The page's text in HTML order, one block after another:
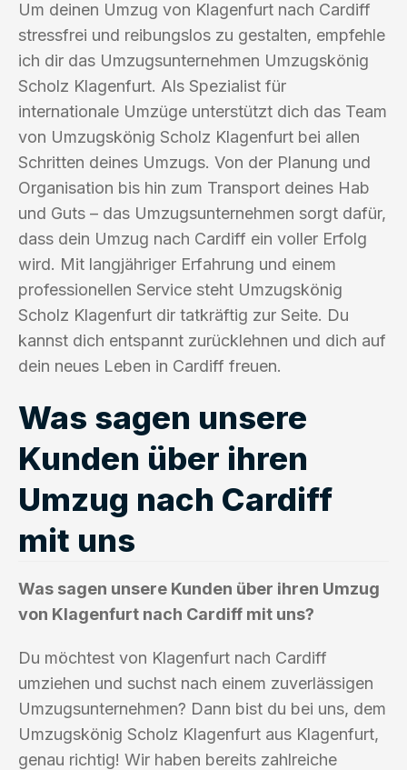
Um deinen Umzug von Klagenfurt nach Cardiff
stressfrei und reibungslos zu gestalten, empfehle
ich dir das Umzugsunternehmen Umzugskönig
Scholz Klagenfurt. Als Spezialist für
internationale Umzüge unterstützt dich das Team
von Umzugskönig Scholz Klagenfurt bei allen
Schritten deines Umzugs. Von der Planung und
Organisation bis hin zum Transport deines Hab
und Guts – das Umzugsunternehmen sorgt dafür,
dass dein Umzug nach Cardiff ein voller Erfolg
wird. Mit langjähriger Erfahrung und einem
professionellen Service steht Umzugskönig
Scholz Klagenfurt dir tatkräftig zur Seite. Du
kannst dich entspannt zurücklehnen und dich auf
dein neues Leben in Cardiff freuen.
Was sagen unsere
Kunden über ihren
Umzug nach Cardiff
mit uns
Was sagen unsere Kunden über ihren Umzug
von Klagenfurt nach Cardiff mit uns?
Du möchtest von Klagenfurt nach Cardiff
umziehen und suchst nach einem zuverlässigen
Umzugsunternehmen? Dann bist du bei uns, dem
Umzugskönig Scholz Klagenfurt aus Klagenfurt,
genau richtig! Wir haben bereits zahlreiche